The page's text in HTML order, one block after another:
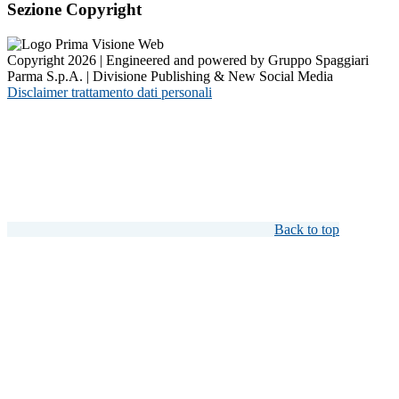
Sezione Copyright
Copyright 2026 | Engineered and powered by Gruppo Spaggiari
Parma S.p.A. | Divisione Publishing & New Social Media
Disclaimer trattamento dati personali
Back to top